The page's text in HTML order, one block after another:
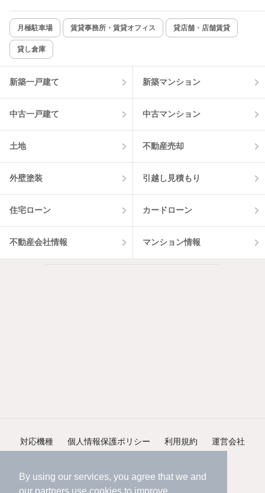
By using our services, you agree that we and
新着のみ インターネット無料
該当件数:
物件一覧に反映
月極駐車場 賃貸事務所・賃貸オフィス 貸店舗・店舗賃貸
貸し倉庫
新築一戸建て 新築マンション
中古一戸建て 中古マンション
土地 不動産売却
外壁塗装 引越し見積もり
住宅ローン カードローン
不動産会社情報 マンション情報
対応機種 個人情報保護ポリシー 利用規約 運営会社